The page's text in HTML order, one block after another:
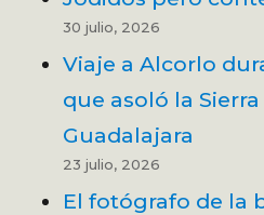
30 julio, 2026
Viaje a Alcorlo
que asoló la
Guadalajara
23 julio, 2026
El fotógrafo de la